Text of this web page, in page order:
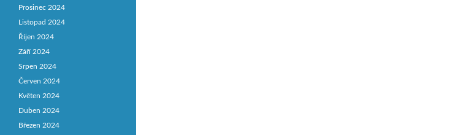
Prosinec 2024
Listopad 2024
Říjen 2024
Září 2024
Srpen 2024
Červen 2024
Květen 2024
Duben 2024
Březen 2024